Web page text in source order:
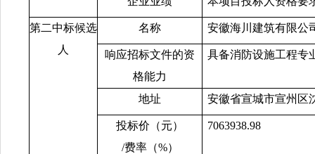
第二中标候选
人
名称 安徽海川建筑有限公
响应招标文件的资
格能力
具备消防设施工程专
地址 安徽省宣城市宣州区
投标价（元）
/费率（%）
7063938.98